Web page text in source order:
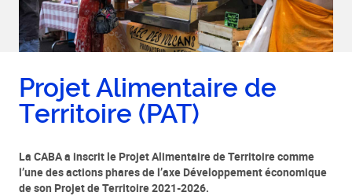
Projet Alimentaire de
Territoire (PAT)
La CABA a inscrit le Projet Alimentaire de Territoire comme
l’une des actions phares de l’axe Développement économique
de son Projet de Territoire 2021-2026.